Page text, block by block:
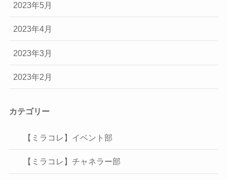
2023年5月
2023年4月
2023年3月
2023年2月
カテゴリー
【ミラコレ】イベント部
【ミラコレ】チャネラー部